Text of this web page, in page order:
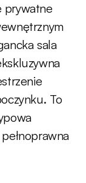
prywatne
sala
To